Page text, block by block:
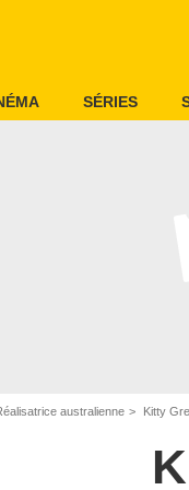
SÉRIES
australienne Kitty